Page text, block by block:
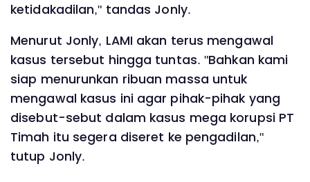
ketidakadilan," tandas Jonly.
Menurut Jonly, LAMI akan terus mengawal
kasus tersebut hingga tuntas. "Bahkan kami
siap menurunkan ribuan massa untuk
mengawal kasus ini agar pihak-pihak yang
disebut-sebut dalam kasus mega korupsi PT
Timah itu segera diseret ke pengadilan,"
tutup Jonly.